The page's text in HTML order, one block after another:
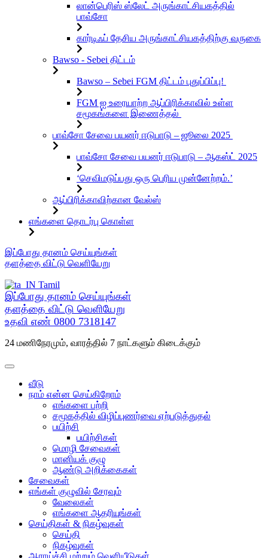
லான்பெரிஸ் ஸ்லேட் அருங்காட்சியகத்தில்
பாவ்சோ
கார்டிஃப் தேசிய அருங்காட்சியகத்திற்கு வருகை
Bawso - Sebei திட்டம்
Bawso – Sebei FGM திட்டம் புதுப்பிப்பு!
FGM ஐ உரையாற்ற ஆப்பிரிக்காவில் உள்ள
சமூகங்களை இணைத்தல்
பாவ்சோ சேவை பயனர் ஈடுபாடு – ஜூலை 2025
பாவ்சோ சேவை பயனர் ஈடுபாடு – ஆகஸ்ட் 2025
‘செவிமடுப்பது ஒரு பெரிய முன்னேற்றம்.’
ஆப்பிரிக்காவிற்கான வேல்ஸ்
எங்களை தொடர்பு கொள்ள
உள்ளடக்கத்திற்கு
செல்க
இப்போது தானம் செய்யுங்கள்
தளத்தை விட்டு வெளியேறு
Tamil
இப்போது தானம் செய்யுங்கள்
தளத்தை விட்டு வெளியேறு
உதவி எண் 0800 7318147
24 மணிநேரமும், வாரத்தில் 7 நாட்களும் கிடைக்கும்
வீடு
நாம் என்ன செய்கிறோம்
எங்களை பற்றி
சமூகத்தில் விழிப்புணர்வை ஏற்படுத்துதல்
பயிற்சி
பயிற்சிகள்
மொழி சேவைகள்
மானியக் குழு
ஆண்டு அறிக்கைகள்
சேவைகள்
எங்கள் குழுவில் சேரவும்
வேலைகள்
எங்களை ஆதரியுங்கள்
செய்திகள் & நிகழ்வுகள்
செய்தி
நிகழ்வுகள்
ஆராய்ச்சி மற்றும் வெளியீடுகள்